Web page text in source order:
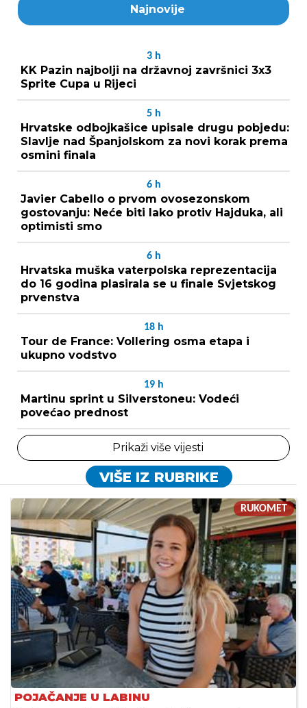
Najnovije
3 h
KK Pazin najbolji na državnoj završnici 3x3
Sprite Cupa u Rijeci
5 h
Hrvatske odbojkašice upisale drugu pobjedu:
Slavlje nad Španjolskom za novi korak prema
osmini finala
6 h
Javier Cabello o prvom ovosezonskom
gostovanju: Neće biti lako protiv Hajduka, ali
optimisti smo
6 h
Hrvatska muška vaterpolska reprezentacija
do 16 godina plasirala se u finale Svjetskog
prvenstva
18 h
Tour de France: Vollering osma etapa i
ukupno vodstvo
19 h
Martinu sprint u Silverstoneu: Vodeći
povećao prednost
Prikaži više vijesti
VIŠE IZ RUBRIKE
RUKOMET
POJAČANJE U LABINU